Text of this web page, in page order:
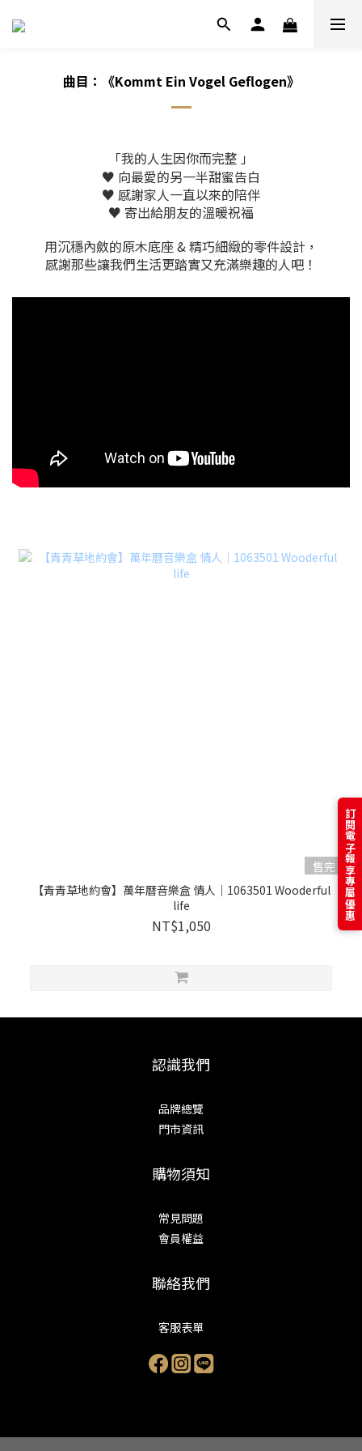
曲目： 《Kommt Ein Vogel Geflogen》
「我的人生因你而完整 」
♥ 向最愛的另一半甜蜜告白
♥ 感謝家人一直以來的陪伴
♥ 寄出給朋友的溫暖祝福
用沉穩內斂的原木底座 & 精巧細緻的零件設計，
感謝那些讓我們生活更踏實又充滿樂趣的人吧！
售完
【青青草地約會】萬年曆音樂盒 情人｜1063501 Wooderful
life
NT$1,050
認識我們
品牌總覽
門市資訊
購物須知
常見問題
會員權益
聯絡我們
客服表單
訂閱電子報享專屬優惠